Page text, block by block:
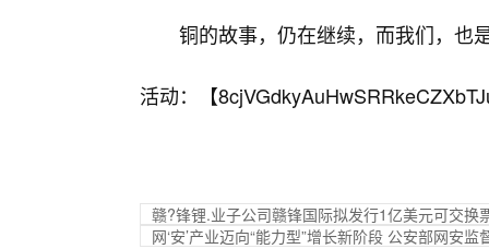
铜的故事，仍在继续，而我们，也
活动：【
赣?锋锂.业子公司赣锋国际拟发行1亿美元可交换
网‘安’产业迈向“能力型”增长新阶段 公安部网安